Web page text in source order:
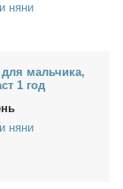
няни
маль­чи­ка,
1 год
няни